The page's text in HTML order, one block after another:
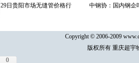
29日贵阳市场无缝管价格行
中钢协：国内钢企
Copyright © 2006-2009
版权所有 重庆超宇
0